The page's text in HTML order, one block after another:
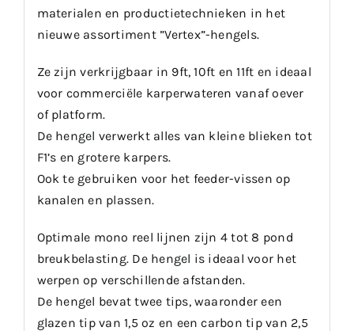
materialen en productietechnieken in het
nieuwe assortiment ”Vertex”-hengels.
Ze zijn verkrijgbaar in 9ft, 10ft en 11ft en ideaal
voor commerciële karperwateren vanaf oever
of platform.
De hengel verwerkt alles van kleine blieken tot
F1’s en grotere karpers.
Ook te gebruiken voor het feeder-vissen op
kanalen en plassen.
Optimale mono reel lijnen zijn 4 tot 8 pond
breukbelasting. De hengel is ideaal voor het
werpen op verschillende afstanden.
De hengel bevat twee tips, waaronder een
glazen tip van 1,5 oz en een carbon tip van 2,5